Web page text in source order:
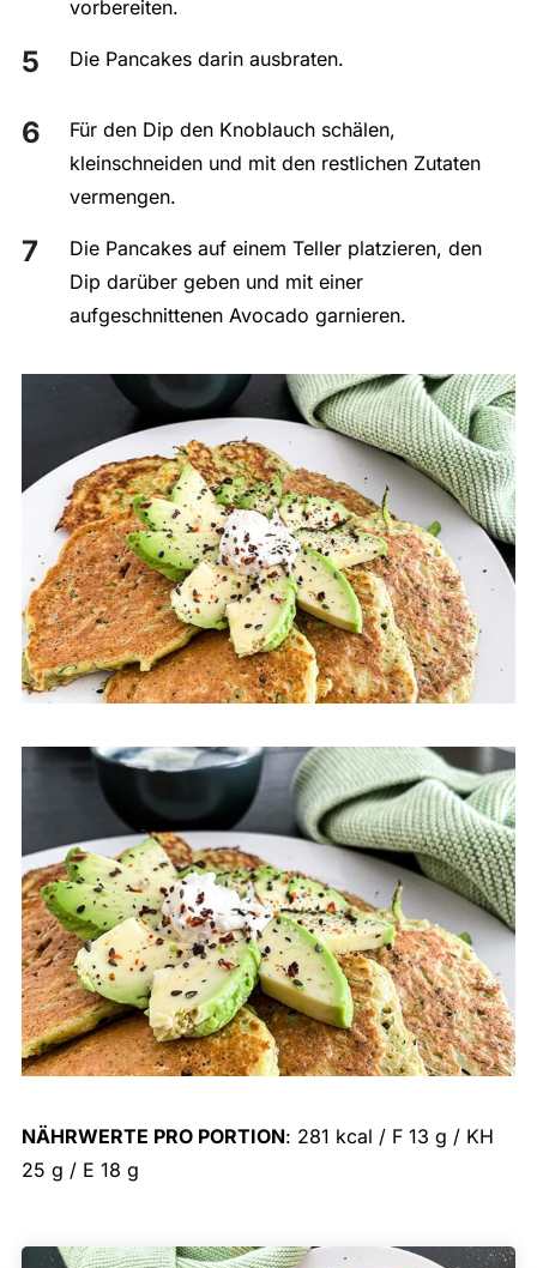
vorbereiten.
Die Pancakes darin ausbraten.
Für den Dip den Knoblauch schälen,
kleinschneiden und mit den restlichen Zutaten
vermengen.
Die Pancakes auf einem Teller platzieren, den
Dip darüber geben und mit einer
aufgeschnittenen Avocado garnieren.
NÄHRWERTE PRO PORTION: 281 kcal / F 13 g / KH
25 g / E 18 g